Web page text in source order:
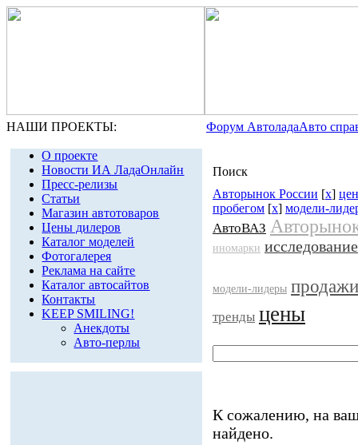
НАШИ ПРОЕКТЫ: Форум АвтоладаАвто
О проекте
Новости ИА ЛадаОнлайн
Пресс-релизы
Статьи
Магазин автотоваров
Цены дилеров
Каталог моделей
Фотогалерея
Реклама на сайте
Каталог автосайтов
Контакты
KEEP SMILING!
Анекдоты
Авто-перлы
Поиск
Авторынок России [x]
пробегом [x] модели-
АвтоВАЗ
иномарки исследование
модели-лидеры продажи
тренды цены
К сожалению, на
найдено.